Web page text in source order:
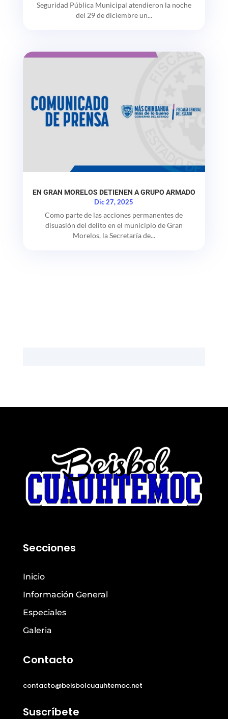
Seguridad Pública Municipal atendieron la noche
del 29 de diciembre un...
EN GRAN MORELOS DETIENEN A GRUPO ARMADO
Dic 27, 2025
Como parte de las acciones permanentes de
disuasión del delito en el municipio de Gran
Morelos, la Secretaría de...
Secciones
Inicio
Información General
Especiales
Galeria
Contacto
contacto@beisbolcuauhtemoc.net
Suscríbete